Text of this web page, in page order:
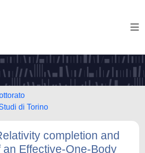
di Torino
completion and
an Effective-One-Body